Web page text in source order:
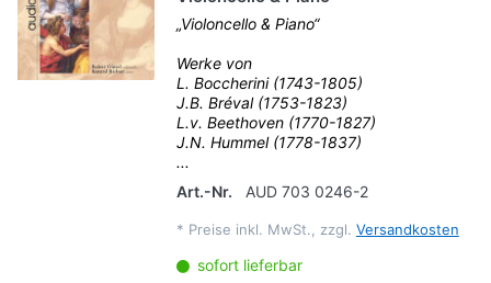
„Violoncello & Piano“
Werke von
L. Boccherini (1743-1805)
J.B. Bréval (1753-1823)
L.v. Beethoven (1770-1827)
J.N. Hummel (1778-1837)
...
Art.-Nr.
AUD 703 0246-2
* Preise inkl. MwSt., zzgl. Versandkosten
sofort lieferbar